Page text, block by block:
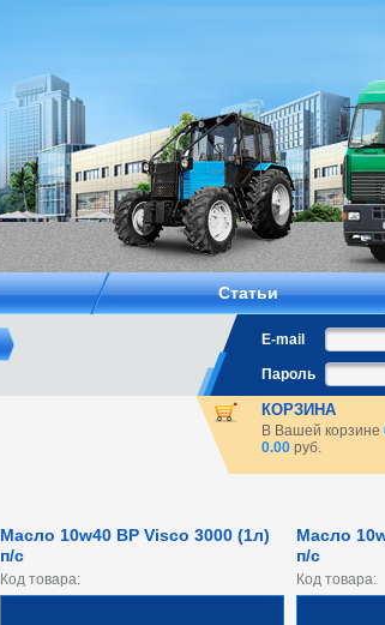
Масло 10w40 BP Visco 3000 (1л)
п/c
Код товара:
Масло
п/c
Код товара:
Статьи
E-mail
Пароль
КОРЗИНА
В Вашей корзине
0.00 руб.